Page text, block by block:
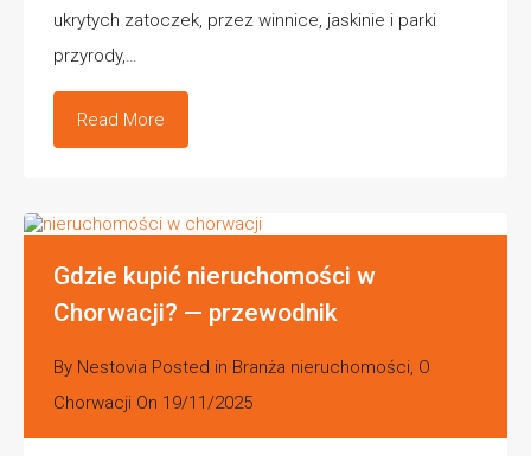
ukrytych zatoczek, przez winnice, jaskinie i parki
przyrody,…
Read More
Gdzie kupić nieruchomości w
Chorwacji? — przewodnik
By Nestovia Posted in Branża nieruchomości, O
Chorwacji On 19/11/2025